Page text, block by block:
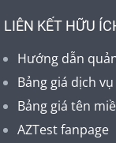
LIÊN KẾT HỮU
Hướng dẫn
Bảng giá dịch vụ
Bảng giá tên
AZTest fanpage